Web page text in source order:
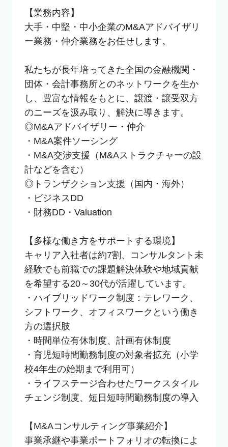
転職のご相談・登録
企業の担当者様
【業務内容】
大手・中堅・中小企業のM&Aアドバイザリ
ー業務・仲介業務をお任せします。
私たちが長年培ってきた全国の金融機関・
団体・会計事務所とのネットワークを生か
し、豊富な情報をもとに、譲渡・譲受双方
のニーズを汲み取り、解決に導きます。
◎M&Aアドバイザリー・仲介
・M&A案件ソーシング
・M&A交渉支援（M&Aストラクチャーの設
計などを含む）
◎トランザクション支援（国内・海外）
・ビジネスDD
・財務DD・Valuation
【多様な働き方をサポートする環境】
キャリア入社者は約7割、コンサルタント未
経験でも前職での課題解決体験や地域貢献
を希望する20～30代が活躍しています。
・ハイブリッドワーク制度：テレワーク、
シフトワーク、オフィスワークという働き
方の選択肢
・時間単位有休制度、計画有休制度
・育児短時間勤務制度の対象者拡充（小学
校4年生の始期まで利用可）
・ライフステージ合わせたワークスタイル
チェンジ制度、短日短時間勤務制度の導入
【M&Aコンサルティング事業紹介】
事業承継や事業ポートフォリオの転換によ